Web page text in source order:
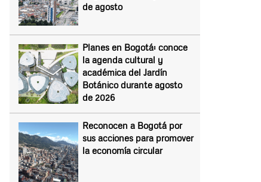
de agosto
Planes en Bogotá: conoce
la agenda cultural y
académica del Jardín
Botánico durante agosto
de 2026
Reconocen a Bogotá por
sus acciones para promover
la economía circular